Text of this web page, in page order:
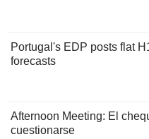
Portugal's EDP posts flat
forecasts
Afternoon Meeting: El
cuestionarse